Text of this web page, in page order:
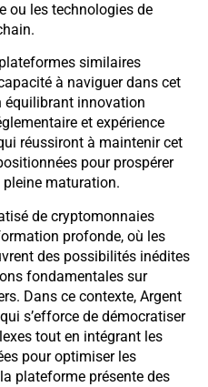
ou les technologies de
plateformes similaires
à naviguer dans cet
équilibrant innovation
et expérience
réussiront à maintenir cet
pour prospérer
pleine maturation.
de cryptomonnaies
profonde, où les
des possibilités inédites
fondamentales sur
Dans ce contexte, Argent
s’efforce de démocratiser
tout en intégrant les
pour optimiser les
plateforme présente des